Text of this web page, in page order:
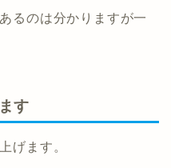
るのは分かりますが一
す
げます。